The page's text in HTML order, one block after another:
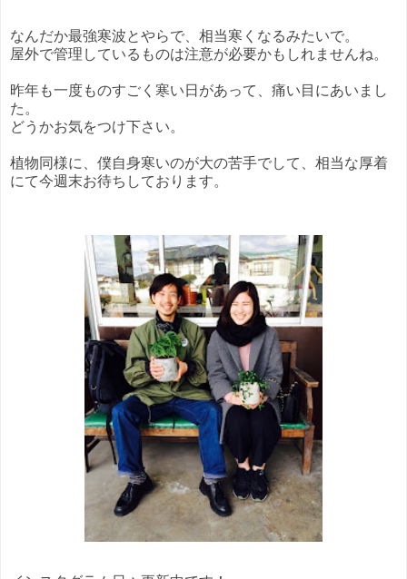
なんだか最強寒波とやらで、相当寒くなるみたいで。
屋外で管理しているものは注意が必要かもしれませんね。
昨年も一度ものすごく寒い日があって、痛い目にあいまし
た。
どうかお気をつけ下さい。
植物同様に、僕自身寒いのが大の苦手でして、相当な厚着
にて今週末お待ちしております。